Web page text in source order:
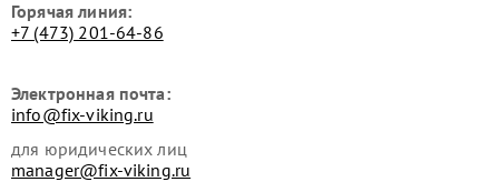
Горячая линия:
+7 (473) 201-64-86
Электронная почта:
info@fix-viking.ru
для юридических лиц
manager@fix-viking.ru